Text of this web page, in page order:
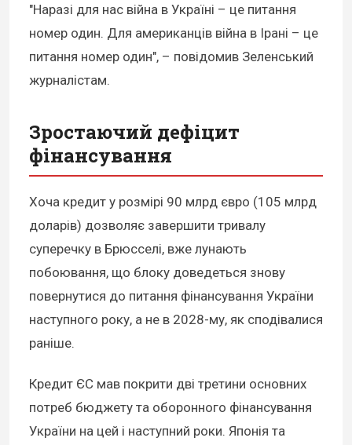
"Наразі для нас війна в Україні – це питання
номер один. Для американців війна в Ірані – це
питання номер один", – повідомив Зеленський
журналістам.
Зростаючий дефіцит
фінансування
Хоча кредит у розмірі 90 млрд євро (105 млрд
доларів) дозволяє завершити тривалу
суперечку в Брюсселі, вже лунають
побоювання, що блоку доведеться знову
повернутися до питання фінансування України
наступного року, а не в 2028-му, як сподівалися
раніше.
Кредит ЄС мав покрити дві третини основних
потреб бюджету та оборонного фінансування
України на цей і наступний роки. Японія та